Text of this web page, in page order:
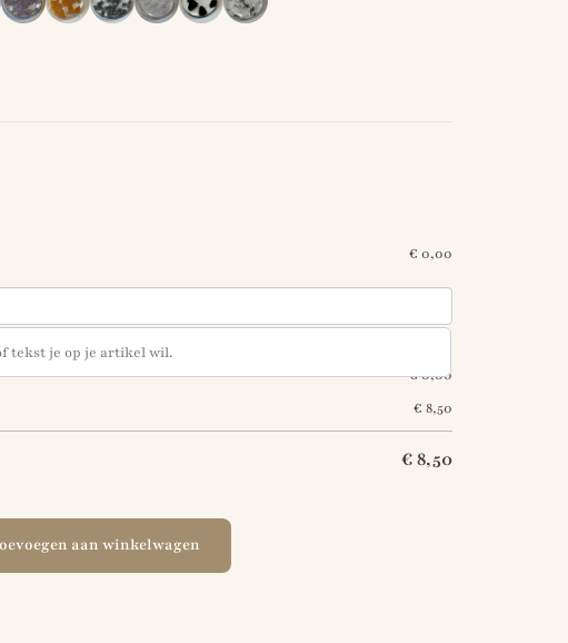
€ 0,00
€0,00
€ 8,50
€8,50
aan winkelwagen